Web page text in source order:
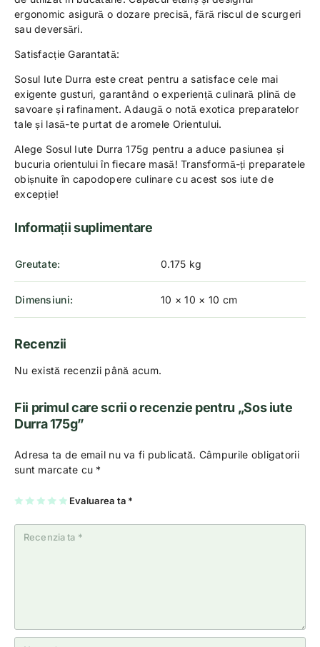
ergonomic asigură o dozare precisă, fără riscul de scurgeri
sau deversări.
Satisfacție Garantată:
Sosul Iute Durra este creat pentru a satisface cele mai
exigente gusturi, garantând o experiență culinară plină de
savoare și rafinament. Adaugă o notă exotica preparatelor
tale și lasă-te purtat de aromele Orientului.
Alege Sosul Iute Durra 175g pentru a aduce pasiunea și
bucuria orientului în fiecare masă! Transformă-ți preparatele
obișnuite în capodopere culinare cu acest sos iute de
excepție!
Informații suplimentare
Greutate 0.175 kg
Dimensiuni 10 × 10 × 10 cm
Recenzii
Nu există recenzii până acum.
Fii primul care scrii o recenzie pentru „Sos iute
Durra 175g”
Adresa ta de email nu va fi publicată. Câmpurile obligatorii
sunt marcate cu *
Evaluarea ta *
U
n
2
5
st
el
3
5
st
el
4
5
st
el
5
5
st
el